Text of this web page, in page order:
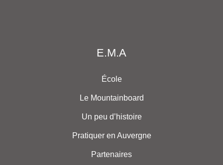
E.M.A
École
Le Mountainboard
Un peu d’histoire
Pratiquer en Auvergne
Partenaires